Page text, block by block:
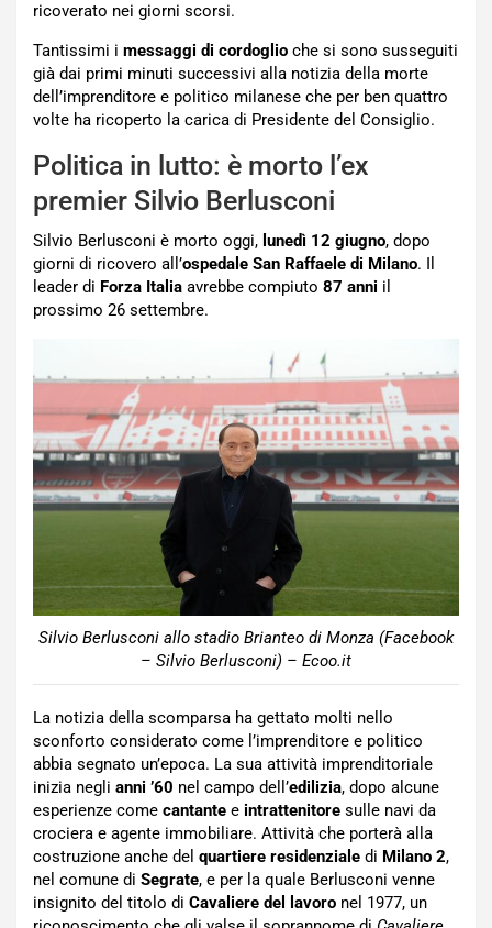
ricoverato nei giorni scorsi.
Tantissimi i messaggi di cordoglio che si sono susseguiti
già dai primi minuti successivi alla notizia della morte
dell’imprenditore e politico milanese che per ben quattro
volte ha ricoperto la carica di Presidente del Consiglio.
Politica in lutto: è morto l’ex
premier Silvio Berlusconi
Silvio Berlusconi è morto oggi, lunedì 12 giugno, dopo
giorni di ricovero all’ospedale San Raffaele di Milano. Il
leader di Forza Italia avrebbe compiuto 87 anni il
prossimo 26 settembre.
Silvio Berlusconi allo stadio Brianteo di Monza (Facebook
– Silvio Berlusconi) – Ecoo.it
La notizia della scomparsa ha gettato molti nello
sconforto considerato come l’imprenditore e politico
abbia segnato un’epoca. La sua attività imprenditoriale
inizia negli anni ’60 nel campo dell’edilizia, dopo alcune
esperienze come cantante e intrattenitore sulle navi da
crociera e agente immobiliare. Attività che porterà alla
costruzione anche del quartiere residenziale di Milano 2,
nel comune di Segrate, e per la quale Berlusconi venne
insignito del titolo di Cavaliere del lavoro nel 1977, un